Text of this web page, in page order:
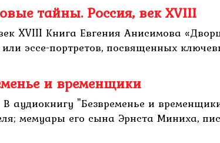
тайны. Россия, век XVIII
XVIII Книга Евгения Анисимова
эссе-портретов, посвященных
и временщики
аудиокнигу "Безвременье и
мемуары его сына Эрнста Миниха,